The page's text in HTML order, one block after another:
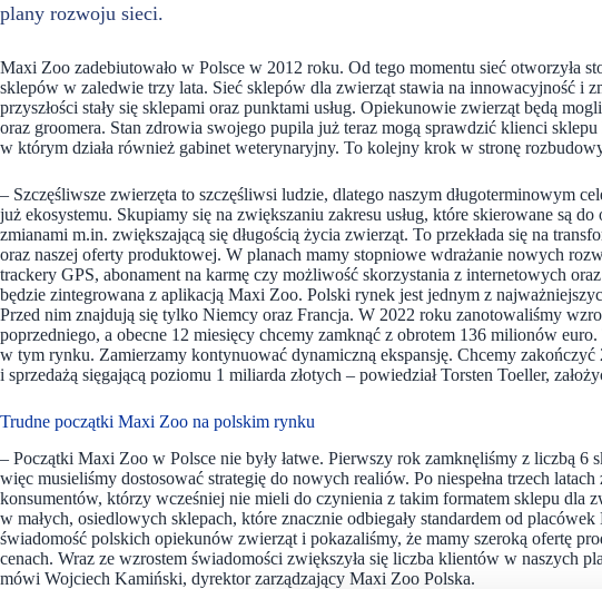
plany rozwoju sieci.
Maxi Zoo zadebiutowało w Polsce w 2012 roku. Od tego momentu sieć otworzyła
sklepów w zaledwie trzy lata. Sieć sklepów dla zwierząt stawia na innowacyjność i
przyszłości stały się sklepami oraz punktami usług. Opiekunowie zwierząt będą
oraz groomera. Stan zdrowia swojego pupila już teraz mogą sprawdzić klienci
w którym działa również gabinet weterynaryjny. To kolejny krok w stronę
– Szczęśliwsze zwierzęta to szczęśliwsi ludzie, dlatego naszym długoterminowym
już ekosystemu. Skupiamy się na zwiększaniu zakresu usług, które skierowane są
zmianami m.in. zwiększającą się długością życia zwierząt. To przekłada się na
oraz naszej oferty produktowej. W planach mamy stopniowe wdrażanie nowych
trackery GPS, abonament na karmę czy możliwość skorzystania z internetowych
będzie zintegrowana z aplikacją Maxi Zoo. Polski rynek jest jednym z
Przed nim znajdują się tylko Niemcy oraz Francja. W 2022 roku zanotowaliśmy
poprzedniego, a obecne 12 miesięcy chcemy zamknąć z obrotem 136 milionów
w tym rynku. Zamierzamy kontynuować dynamiczną ekspansję. Chcemy
i sprzedażą sięgającą poziomu 1 miliarda złotych – powiedział Torsten Toeller,
Trudne początki Maxi Zoo na polskim rynku
– Początki Maxi Zoo w Polsce nie były łatwe. Pierwszy rok zamknęliśmy z liczbą 6
więc musieliśmy dostosować strategię do nowych realiów. Po niespełna trzech
konsumentów, którzy wcześniej nie mieli do czynienia z takim formatem sklepu dla
w małych, osiedlowych sklepach, które znacznie odbiegały standardem od
świadomość polskich opiekunów zwierząt i pokazaliśmy, że mamy szeroką ofertę
cenach. Wraz ze wzrostem świadomości zwiększyła się liczba klientów w naszych
mówi Wojciech Kamiński, dyrektor zarządzający Maxi Zoo Polska.